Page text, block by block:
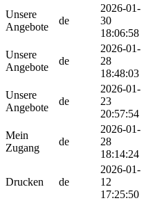
Unsere
Angebote
de
2026-01-
30
18:06:58
Unsere
Angebote
de
2026-01-
28
18:48:03
Unsere
Angebote
de
2026-01-
23
20:57:54
Mein
Zugang
de
2026-01-
28
18:14:24
Drucken de
2026-01-
12
17:25:50